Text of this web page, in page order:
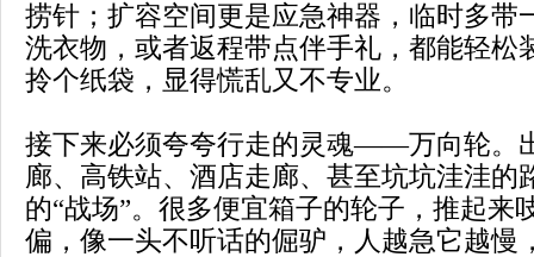
捞针；扩容空间更是应急神器，临时多带
洗衣物，或者返程带点伴手礼，都能轻松
拎个纸袋，显得慌乱又不专业。
接下来必须夸夸行走的灵魂——万向轮。
廊、高铁站、酒店走廊、甚至坑坑洼洼的
的“战场”。很多便宜箱子的轮子，推起来
偏，像一头不听话的倔驴，人越急它越慢